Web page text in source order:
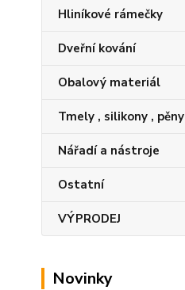
Hliníkové rámečky
Dveřní kování
Obalový materiál
Tmely , silikony , pěny
Nářadí a nástroje
Ostatní
VÝPRODEJ
Novinky